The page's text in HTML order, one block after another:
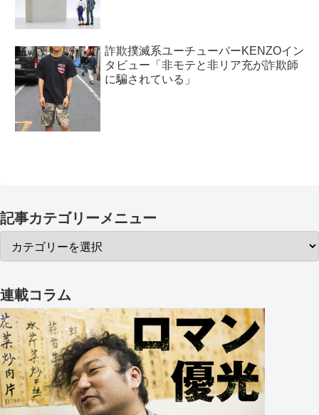
詐欺撲滅系ユーチューバーKENZOイン
タビュー「非モテと非リア充が詐欺師
に騙されている」
記事カテゴリーメニュー
連載コラム